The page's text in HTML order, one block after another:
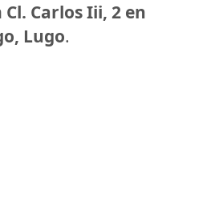
Cl. Carlos Iii, 2 en
Lugo.